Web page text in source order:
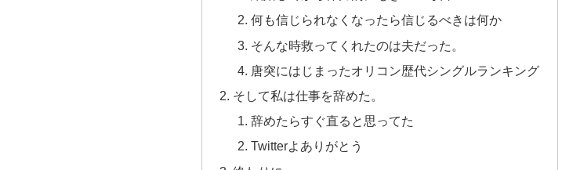
何も信じられなくなったら信じるべきは何か
そんな時救ってくれたのは夫だった。
唐突にはじまったオリコン歴代シングルランキング
そして私は仕事を辞めた。
辞めたらすぐ直ると思ってた
Twitterよありがとう